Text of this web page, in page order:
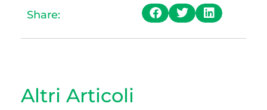
Share:
Altri Articoli